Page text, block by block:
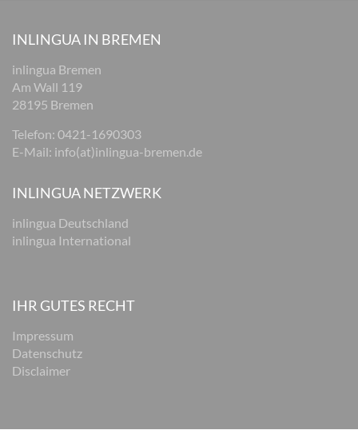
INLINGUA IN BREMEN
inlingua Bremen
Am Wall 119
28195 Bremen
Telefon: 0421-1690303
E-Mail: info(at)inlingua-bremen.de
INLINGUA NETZWERK
inlingua Deutschland
inlingua International
IHR GUTES RECHT
Impressum
Datenschutz
Disclaimer